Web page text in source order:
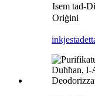
Isem tad-
Oriġini
inkjesta